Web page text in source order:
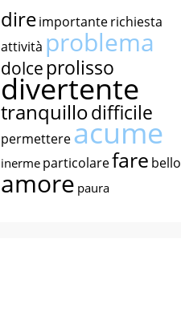
direimportanterichiesta
attività problema
dolce prolisso
divertente
tranquillodifficile
permettereacume
inerme particolarefare bello
amore paura